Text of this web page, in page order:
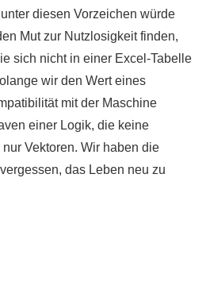
diesen Vorzeichen würde
Mut zur Nutzlosigkeit finden,
sich nicht in einer Excel-Tabelle
wir den Wert eines
mit der Maschine
einer Logik, die keine
Vektoren. Wir haben die
das Leben neu zu